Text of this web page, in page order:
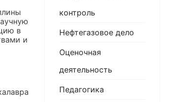
в
и
контроль
Нефтегазовое дело
Оценочная
деятельность
Педагогика